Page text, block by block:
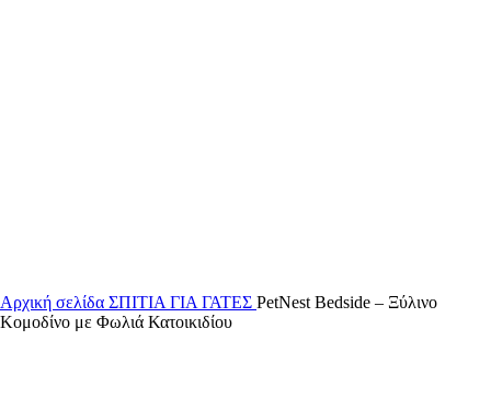
Αρχική σελίδα ΣΠΙΤΙΑ ΓΙΑ ΓΑΤΕΣ PetNest Bedside – Ξύλινο
Κομοδίνο με Φωλιά Κατοικιδίου